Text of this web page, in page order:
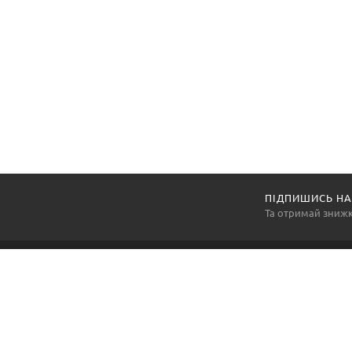
ПІДПИШИСЬ
Та отримай